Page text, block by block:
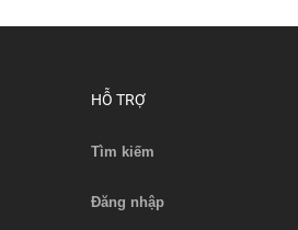
Xem chi tiết
HỖ TRỢ
Tìm kiếm
Đăng nhập